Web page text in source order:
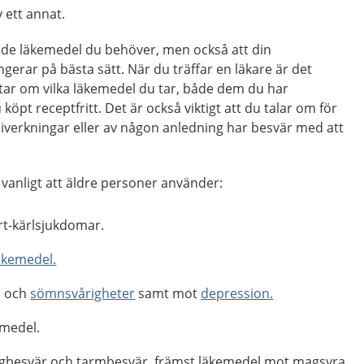
ett annat.
läkemedel du behöver, men också att din
på bästa sätt. När du träffar en läkare är det
om vilka läkemedel du tar, både dem du har
receptfritt. Det är också viktigt att du talar om för
eller av någon anledning har besvär med att
att äldre personer använder:
kärlsjukdomar.
ochsömnsvårighetersamt mot depression.